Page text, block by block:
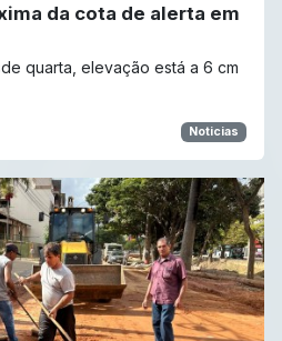
da cota de alerta em
quarta, elevação está a 6 cm
Noticias